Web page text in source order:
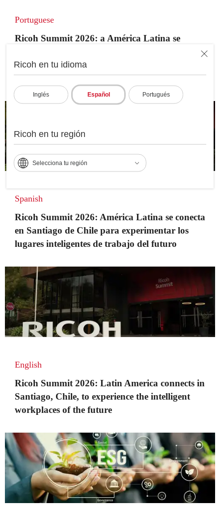
Ricoh en tu idioma
Inglés Español Portugués
Ricoh en tu región
Selecciona tu región
Portuguese
Ricoh Summit 2026: a América Latina se
experimentar os lugares inteligentes de
trabalho do futuro
Spanish
Ricoh Summit 2026: América Latina se conecta
en Santiago de Chile para experimentar los
lugares inteligentes de trabajo del futuro
English
Ricoh Summit 2026: Latin America connects in
Santiago, Chile, to experience the intelligent
workplaces of the future